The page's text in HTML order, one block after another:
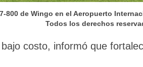
800 de Wingo en el Aeropuerto
Todos los derechos
costo, informó que